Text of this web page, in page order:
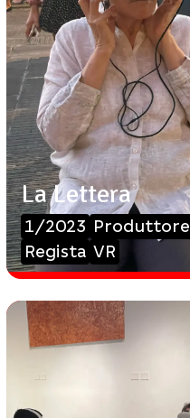
La Lettera
1/2023 Produttore
Regista VR